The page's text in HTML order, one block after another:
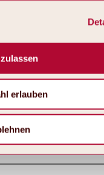
erlauben
| Skigebiete
Hochoetz